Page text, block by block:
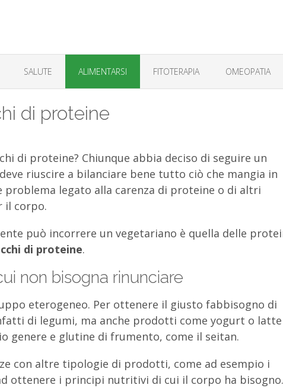
SALUTE ALIMENTARSI FITOTERAPIA OMEOPATIA
di proteine
di proteine? Chiunque abbia deciso di seguire un
riuscire a bilanciare bene tutto ciò che mangia in
problema legato alla carenza di proteine o di altri
il corpo.
può incorrere un vegetariano è quella delle
di proteine.
non bisogna rinunciare
eterogeneo. Per ottenere il giusto fabbisogno di
di legumi, ma anche prodotti come yogurt o
genere e glutine di frumento, come il seitan.
con altre tipologie di prodotti, come ad esempio i
ottenere i principi nutritivi di cui il corpo ha